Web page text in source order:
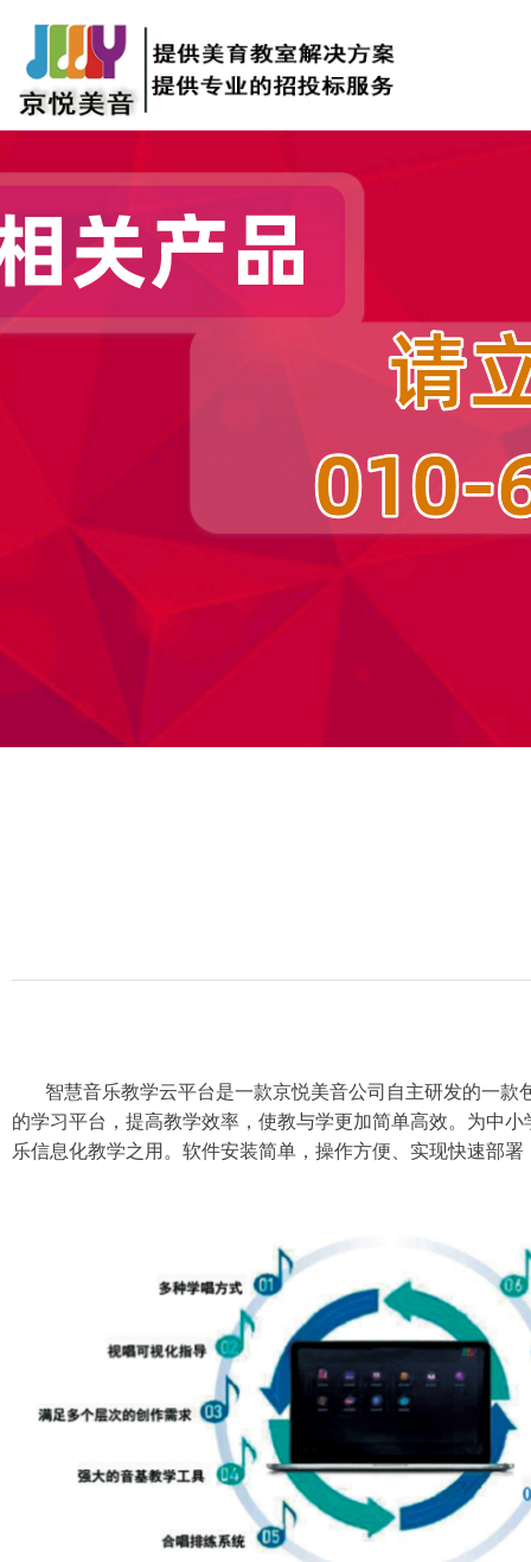
智慧音乐教学云平台是一款京悦美音公司自主研发的一
的学习平台，提高教学效率，使教与学更加简单高效。为中
乐信息化教学之用。软件安装简单，操作方便、实现快速部署